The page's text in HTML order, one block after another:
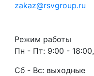
zakaz@rsvgroup.ru
Режим работы
Пн - Пт: 9:00 - 18:00,
Сб - Вс: выходные